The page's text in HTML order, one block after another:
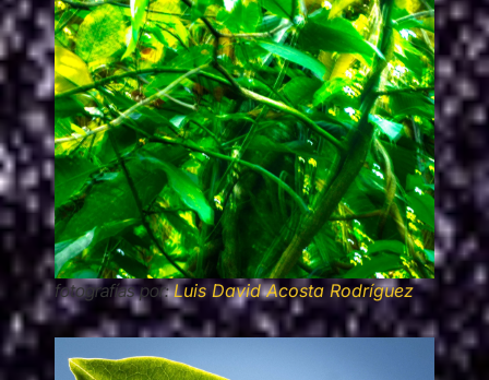
fotografías por:Luis David Acosta Rodríguez